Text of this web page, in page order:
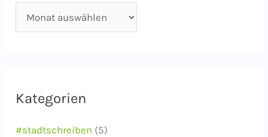
r
iKategorien
#stadtschreiben (5)